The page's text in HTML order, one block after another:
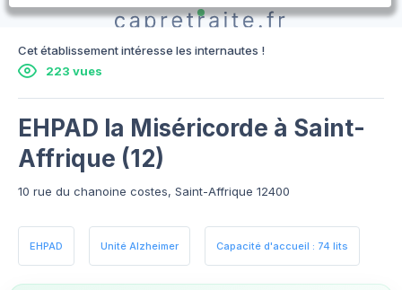
Cet établissement intéresse les internautes !
223 vues
EHPAD la Miséricorde à Saint-
Affrique (12)
10 rue du chanoine costes, Saint-Affrique 12400
EHPAD Unité Alzheimer Capacité d'accueil : 74 lits